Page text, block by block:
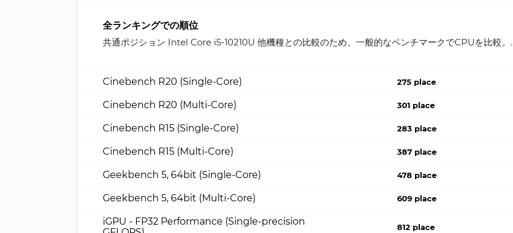
全ランキングでの順位
共通ポジション Intel Core i5-10210U 他機種との比較のため、一般的なベンチマークでCPUを比較。.
Cinebench R20 (Single-Core) 275 place
Cinebench R20 (Multi-Core) 301 place
Cinebench R15 (Single-Core) 283 place
Cinebench R15 (Multi-Core) 387 place
Geekbench 5, 64bit (Single-Core) 478 place
Geekbench 5, 64bit (Multi-Core) 609 place
iGPU - FP32 Performance (Single-precision
812 place